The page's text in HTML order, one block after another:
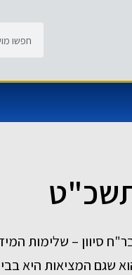
בר"ח סיוון – שלימות
שגם המציאות היא